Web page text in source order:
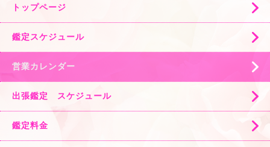
トップページ
鑑定スケジュール
営業カレンダー
出張鑑定 スケジュール
鑑定料金